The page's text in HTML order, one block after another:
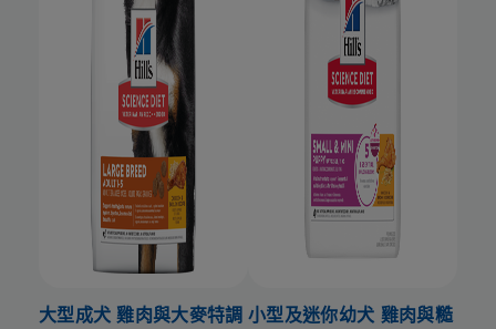
大型成犬 雞肉與大麥特調 小型及迷你幼犬 雞肉與糙